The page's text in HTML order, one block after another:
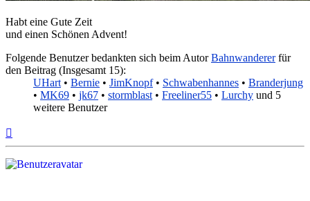
Habt eine Gute Zeit
und einen Schönen Advent!
Folgende Benutzer bedankten sich beim AutorBahnwandererfür
den Beitrag (Insgesamt 15):
UHart• Bernie • JimKnopf• Schwabenhannes • Branderjung
• MK69 • jk67 • stormblast• Freeliner55 • Lurchy und 5
weitere Benutzer
oben